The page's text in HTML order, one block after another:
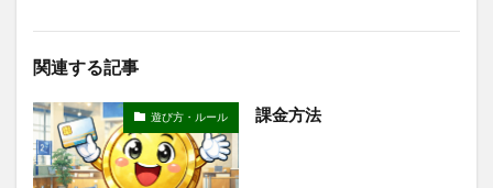
関連する記事
遊び方・ルール 課金方法